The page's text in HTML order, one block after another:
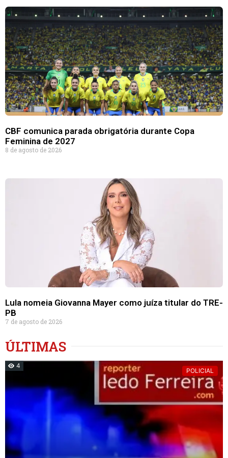
CBF comunica parada obrigatória durante Copa
Feminina de 2027
8 de agosto de 2026
Lula nomeia Giovanna Mayer como juíza titular do TRE-
PB
7 de agosto de 2026
ÚLTIMAS
4
POLICIAL